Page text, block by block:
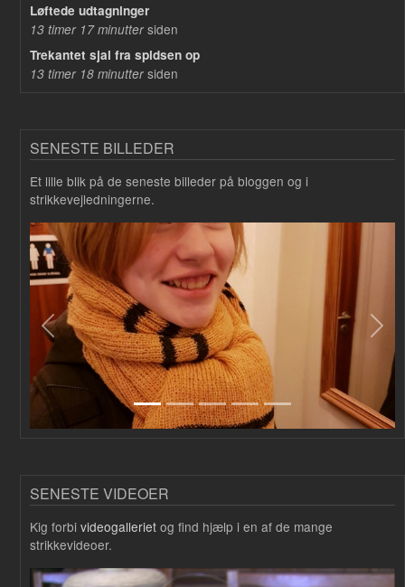
Løftede udtagninger
13 timer 17 minuttersiden
Trekantet sjal fra spidsen op
13 timer 18 minuttersiden
SENESTE BILLEDER
Et lille blik på de seneste billeder på bloggen og i
strikkevejledningerne.
Forrige
SENESTE VIDEOER
Kig forbi videogalleriet og find hjælp i en af de mange
strikkevideoer.